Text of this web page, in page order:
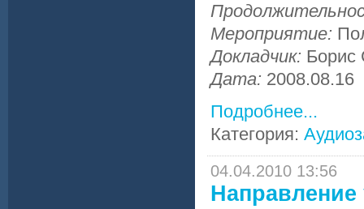
Мероприятие:
Докладчик: Борис
Дата: 2008.08.16
Подробнее...
Категория:
04.04.2010 13:56